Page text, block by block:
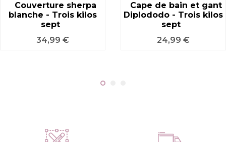
Couverture sherpa
blanche - Trois kilos
sept
Prix
34,99 €
Cape de bain et gant
Diplododo - Trois kilos
sept
Prix
24,99 €